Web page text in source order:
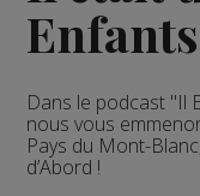
Dans le podcast "Il
nous vous
Pays du Mont-
d’Abord !